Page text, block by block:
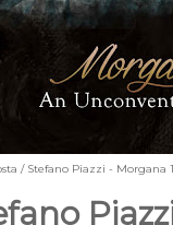
/ Stefano Piazzi -